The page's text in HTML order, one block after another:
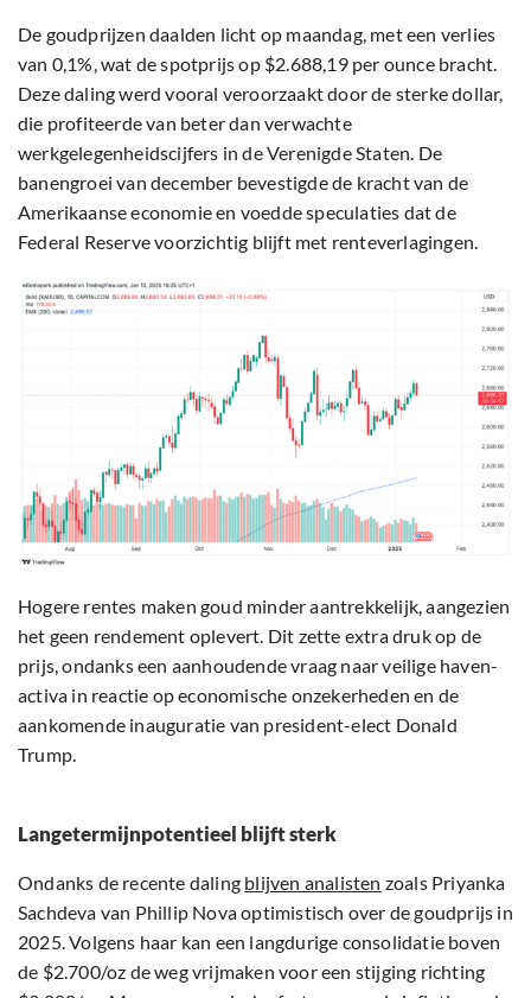
De goudprijzen daalden licht op maandag, met een verlies
van 0,1%, wat de spotprijs op $2.688,19 per ounce bracht.
Deze daling werd vooral veroorzaakt door de sterke dollar,
die profiteerde van beter dan verwachte
werkgelegenheidscijfers in de Verenigde Staten. De
banengroei van december bevestigde de kracht van de
Amerikaanse economie en voedde speculaties dat de
Federal Reserve voorzichtig blijft met renteverlagingen.
Hogere rentes maken goud minder aantrekkelijk, aangezien
het geen rendement oplevert. Dit zette extra druk op de
prijs, ondanks een aanhoudende vraag naar veilige haven-
activa in reactie op economische onzekerheden en de
aankomende inauguratie van president-elect Donald
Trump.
Langetermijnpotentieel blijft sterk
Ondanks de recente daling blijven analisten zoals Priyanka
Sachdeva van Phillip Nova optimistisch over de goudprijs in
2025. Volgens haar kan een langdurige consolidatie boven
de $2.700/oz de weg vrijmaken voor een stijging richting